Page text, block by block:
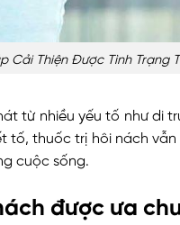
Cải Thiện Được Tình Trạng
từ nhiều yếu tố như di
tố, thuốc trị hôi nách vẫn
cuộc sống.
được ưa